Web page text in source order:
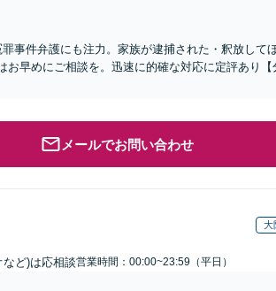
事件弁護にも注力。家族が逮捕された・釈放して
早めにご相談を。迅速に的確な対応に定評あり【
メールでお問い合わせ
大
ど)は応相談営業時間：00:00~23:59（平日）